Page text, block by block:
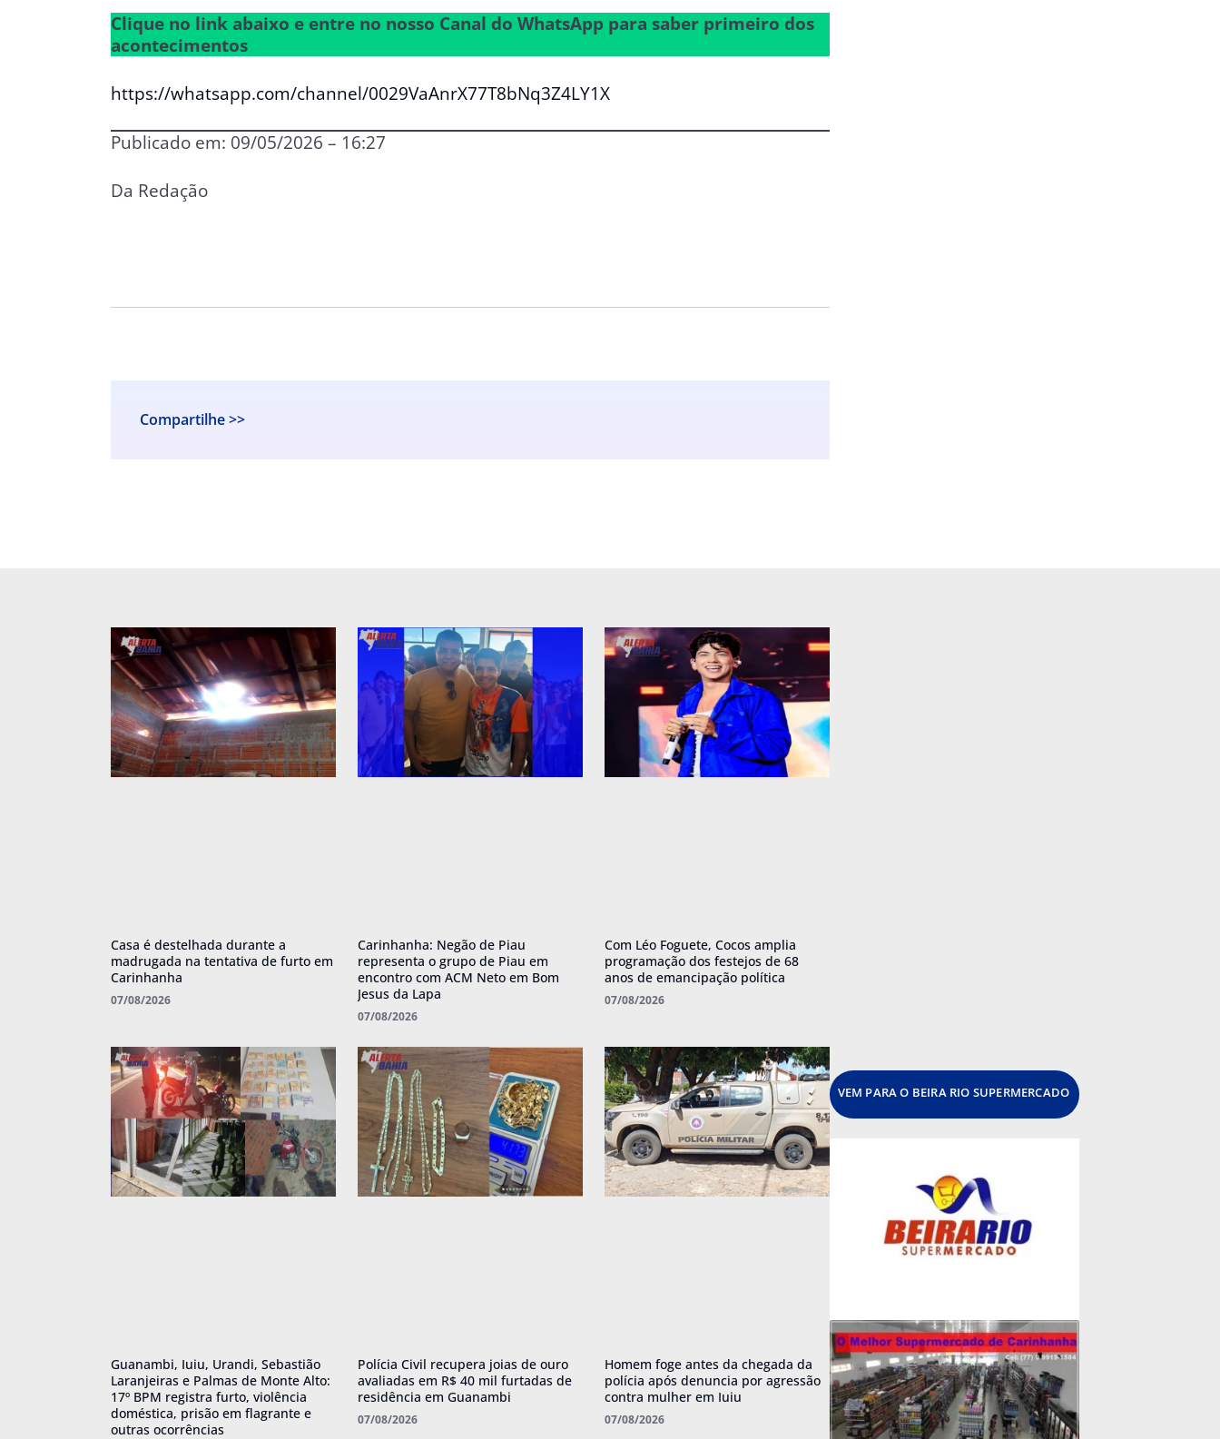
Clique no link abaixo e entre no nosso Canal do WhatsApp para saber primeiro dos
acontecimentos
https://whatsapp.com/channel/0029VaAnrX77T8bNq3Z4LY1X
Publicado em: 09/05/2026 – 16:27
Da Redação
Compartilhe >>
Casa é destelhada durante a
madrugada na tentativa de furto em
Carinhanha
07/08/2026
Carinhanha: Negão de Piau
representa o grupo de Piau em
encontro com ACM Neto em Bom
Jesus da Lapa
07/08/2026
Com Léo Foguete, Cocos amplia
programação dos festejos de 68
anos de emancipação política
07/08/2026
Guanambi, Iuiu, Urandi, Sebastião
Laranjeiras e Palmas de Monte Alto:
17º BPM registra furto, violência
doméstica, prisão em flagrante e
outras ocorrências
Polícia Civil recupera joias de ouro
avaliadas em R$ 40 mil furtadas de
residência em Guanambi
07/08/2026
Homem foge antes da chegada da
polícia após denuncia por agressão
contra mulher em Iuiu
07/08/2026
VEM PARA O BEIRA RIO SUPERMERCADO